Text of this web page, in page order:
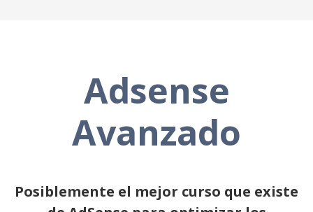
Adsense
Avanzado
Posiblemente el mejor curso que existe